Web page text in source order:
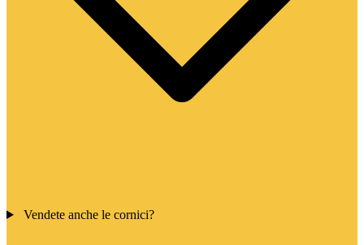
Vendete anche le cornici?